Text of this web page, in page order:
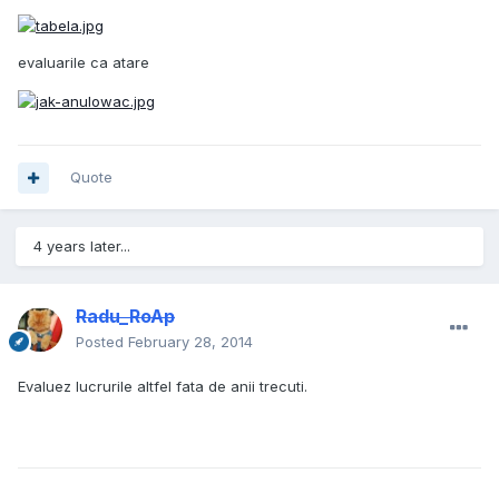
evaluarile ca atare
Quote
4 years later...
Radu_RoAp
Posted February 28, 2014
Evaluez lucrurile altfel fata de anii trecuti.